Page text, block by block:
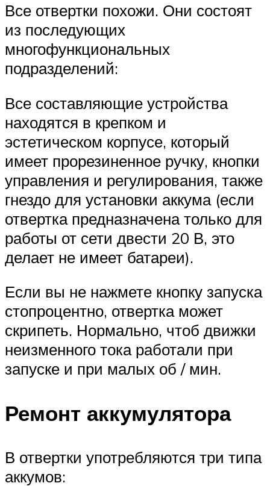
Все отвертки похожи. Они состоят
из последующих
многофункциональных
подразделений:
Все составляющие устройства
находятся в крепком и
эстетическом корпусе, который
имеет прорезиненное ручку, кнопки
управления и регулирования, также
гнездо для установки аккума (если
отвертка предназначена только для
работы от сети двести 20 В, это
делает не имеет батареи).
Если вы не нажмете кнопку запуска
стопроцентно, отвертка может
скрипеть. Нормально, чтоб движки
неизменного тока работали при
запуске и при малых об / мин.
Ремонт аккумулятора
В отвертки употребляются три типа
аккумов: